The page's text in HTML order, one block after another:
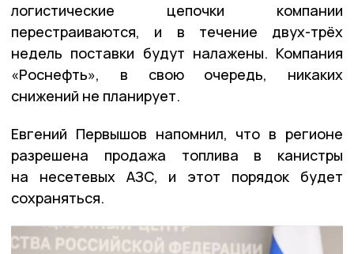
логистические цепочки компании
перестраиваются, и в течение двух-трёх
недель поставки будут налажены. Компания
«Роснефть», в свою очередь, никаких
снижений не планирует.
Евгений Первышов напомнил, что в регионе
разрешена продажа топлива в канистры
на несетевых АЗС, и этот порядок будет
сохраняться.